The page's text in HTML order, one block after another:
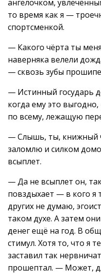
ангелочком,
то время как я —
спортсменкой.
— Какого чёрта ты
наверняка велели
— сквозь зубы
— Истинный государь
когда ему это
по всему, лежащую
— Слышь, ты, книжный
заломлю и силком
всыплет.
— Да не всыплет он,
повздыхает — в кого я
других не думаю,
таком духе. А затем
денег ещё на год. В
стимул. Хотя то, что я
заставил так
прошептал. — Может,